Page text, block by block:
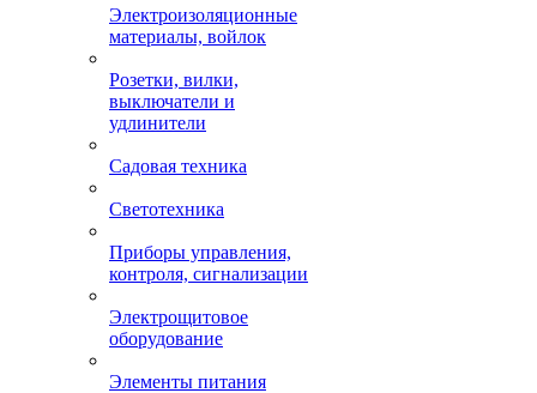
Электроизоляционные
материалы, войлок
Розетки, вилки,
выключатели и
удлинители
Садовая техника
Светотехника
Приборы управления,
контроля, сигнализации
Электрощитовое
оборудование
Элементы питания